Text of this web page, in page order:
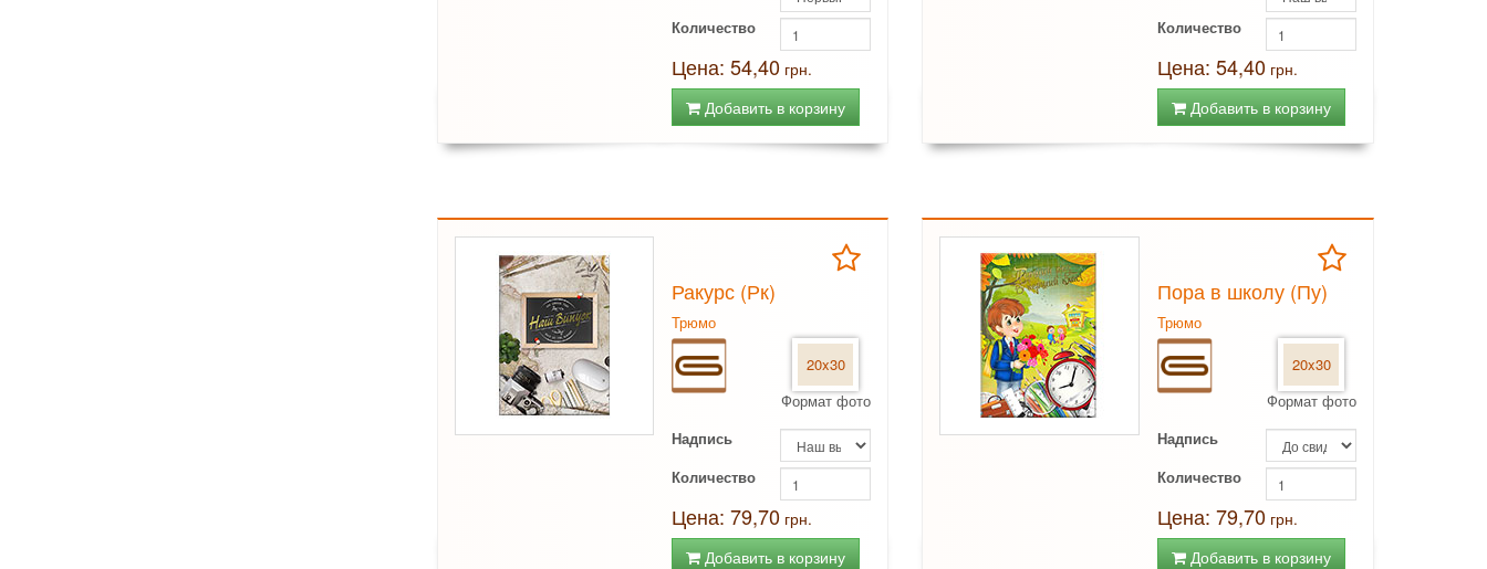
Количество
Цена: 54,40грн.
Добавить в корзину
Количество
Цена: 54,40грн.
Добавить в корзину
Ракурс (Рк)
Трюмо
20x30
Формат фото
Надпись
Количество
Цена: 79,70грн.
Добавить в корзину
Пора в школу (Пу)
Трюмо
20x30
Формат фото
Надпись
Количество
Цена: 79,70грн.
Добавить в корзину